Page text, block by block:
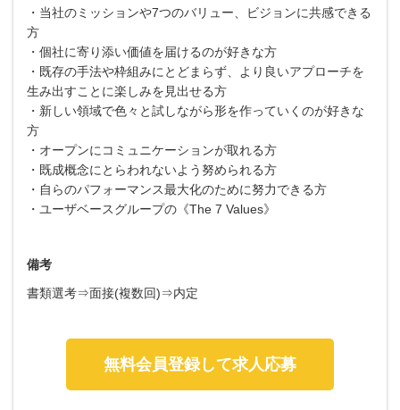
・当社のミッションや7つのバリュー、ビジョンに共感できる
方
・個社に寄り添い価値を届けるのが好きな方
・既存の手法や枠組みにとどまらず、より良いアプローチを
生み出すことに楽しみを見出せる方
・新しい領域で色々と試しながら形を作っていくのが好きな
方
・オープンにコミュニケーションが取れる方
・既成概念にとらわれないよう努められる方
・自らのパフォーマンス最大化のために努力できる方
・ユーザベースグループの《The 7 Values》
備考
書類選考⇒面接(複数回)⇒内定
無料会員登録して求人応募